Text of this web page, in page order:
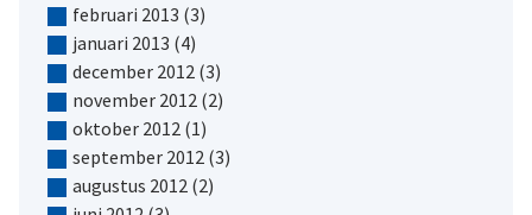
februari 2013 (3)
januari 2013 (4)
december 2012 (3)
november 2012 (2)
oktober 2012 (1)
september 2012 (3)
augustus 2012 (2)